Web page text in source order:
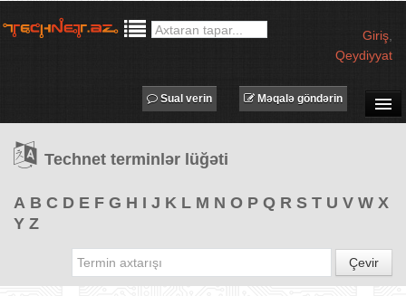
Giriş
Qeydiyyat
TƏDBİRLƏR
PROQRAMLAR
Məqalə göndərin
Sual verin
Technet terminlər lüğəti
A B C D E F G H I J K L M N O P Q R S T U V W X
Y Z
Çevir